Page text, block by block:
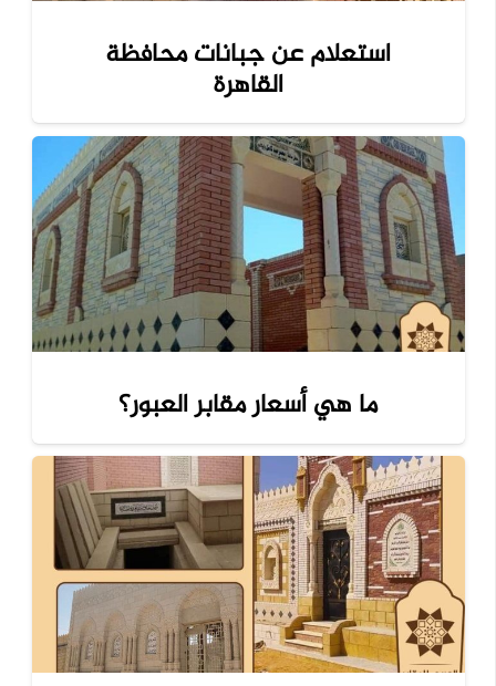
استعلام عن جبانات محافظة
القاهرة
ما هي أسعار مقابر العبور؟